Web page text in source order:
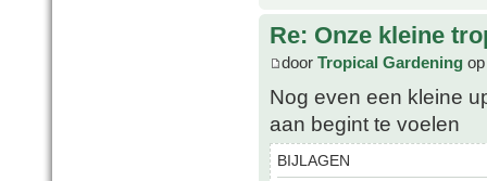
Re: Onze kleine
door Tropical Gardening
Nog even een kleine
aan begint te voelen
BIJLAGEN